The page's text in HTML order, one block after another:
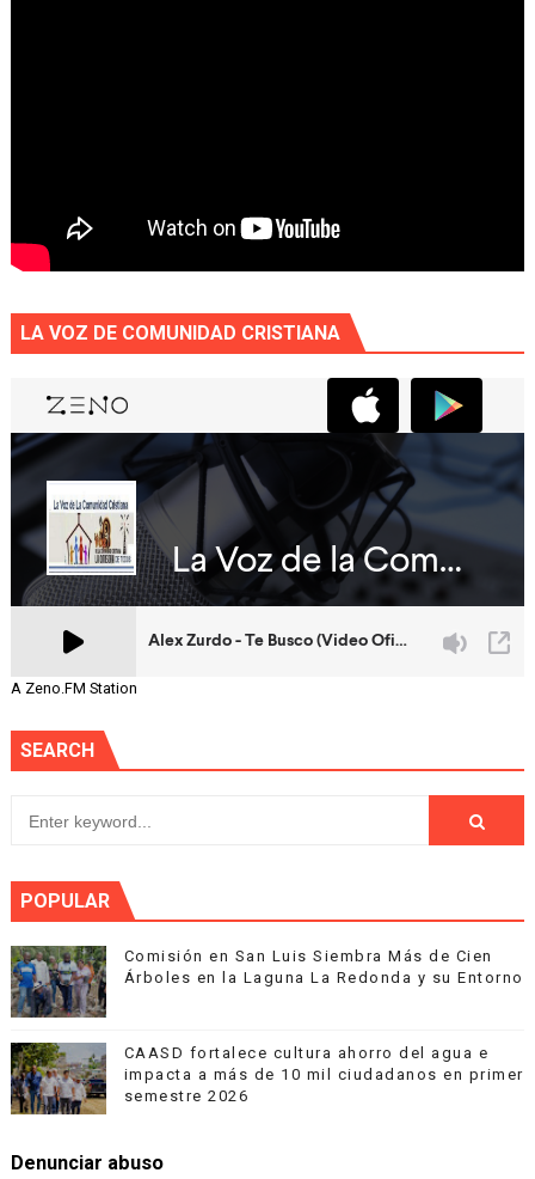
LA VOZ DE COMUNIDAD CRISTIANA
A Zeno.FM Station
SEARCH
POPULAR
Comisión en San Luis Siembra Más de Cien
Árboles en la Laguna La Redonda y su Entorno
CAASD fortalece cultura ahorro del agua e
impacta a más de 10 mil ciudadanos en primer
semestre 2026
Denunciar abuso